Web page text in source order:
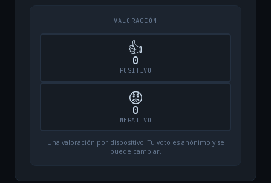
VALORACIÓN
👍
0
POSITIVO
😡
0
NEGATIVO
Una valoración por dispositivo. Tu voto es anónimo y se
puede cambiar.